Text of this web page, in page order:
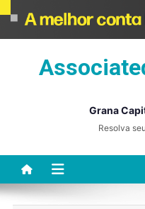
Grana
Resolva